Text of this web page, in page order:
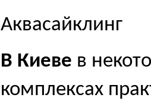
Аквасайклинг
В Киеве в
комплексах